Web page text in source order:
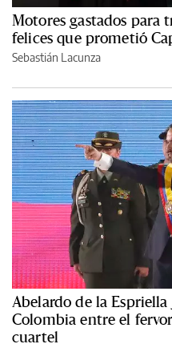
Motores gastados para
felices que prometió
Sebastián Lacunza
Abelardo de la
Colombia entre el
cuartel